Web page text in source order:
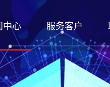
中心 服务客户